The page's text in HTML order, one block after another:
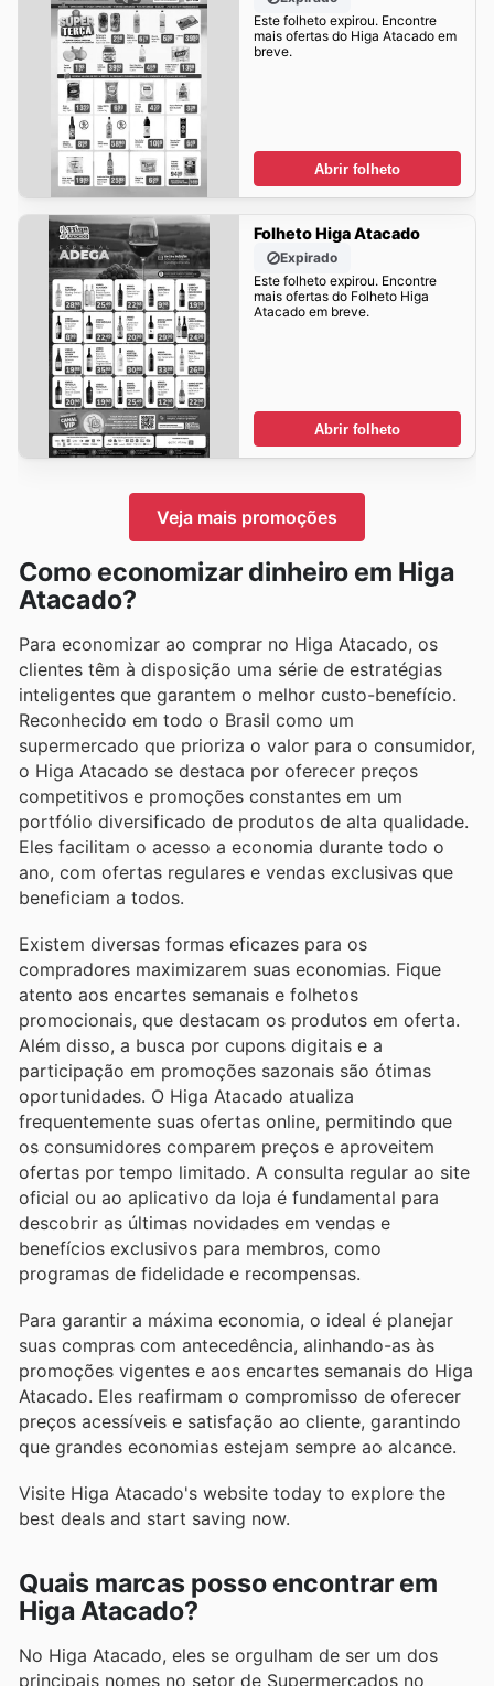
Este folheto expirou. Encontre
mais ofertas do Higa Atacado em
breve.
Abrir folheto
Folheto Higa Atacado
Expirado
Este folheto expirou. Encontre
mais ofertas do Folheto Higa
Atacado em breve.
Abrir folheto
Veja mais promoções
Como economizar dinheiro em Higa
Atacado?
Para economizar ao comprar no Higa Atacado, os
clientes têm à disposição uma série de estratégias
inteligentes que garantem o melhor custo-benefício.
Reconhecido em todo o Brasil como um
supermercado que prioriza o valor para o consumidor,
o Higa Atacado se destaca por oferecer preços
competitivos e promoções constantes em um
portfólio diversificado de produtos de alta qualidade.
Eles facilitam o acesso a economia durante todo o
ano, com ofertas regulares e vendas exclusivas que
beneficiam a todos.
Existem diversas formas eficazes para os
compradores maximizarem suas economias. Fique
atento aos encartes semanais e folhetos
promocionais, que destacam os produtos em oferta.
Além disso, a busca por cupons digitais e a
participação em promoções sazonais são ótimas
oportunidades. O Higa Atacado atualiza
frequentemente suas ofertas online, permitindo que
os consumidores comparem preços e aproveitem
ofertas por tempo limitado. A consulta regular ao site
oficial ou ao aplicativo da loja é fundamental para
descobrir as últimas novidades em vendas e
benefícios exclusivos para membros, como
programas de fidelidade e recompensas.
Para garantir a máxima economia, o ideal é planejar
suas compras com antecedência, alinhando-as às
promoções vigentes e aos encartes semanais do Higa
Atacado. Eles reafirmam o compromisso de oferecer
preços acessíveis e satisfação ao cliente, garantindo
que grandes economias estejam sempre ao alcance.
Visite Higa Atacado's website today to explore the
best deals and start saving now.
Quais marcas posso encontrar em
Higa Atacado?
No Higa Atacado, eles se orgulham de ser um dos
principais nomes no setor de Supermercados no